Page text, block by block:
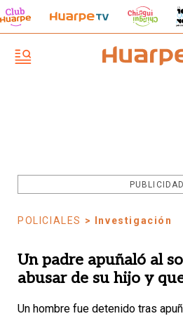
PUBLICIDAD
POLICIALES > Investigación
Un padre apuñaló al
abusar de su hijo y
Un hombre fue detenido tras